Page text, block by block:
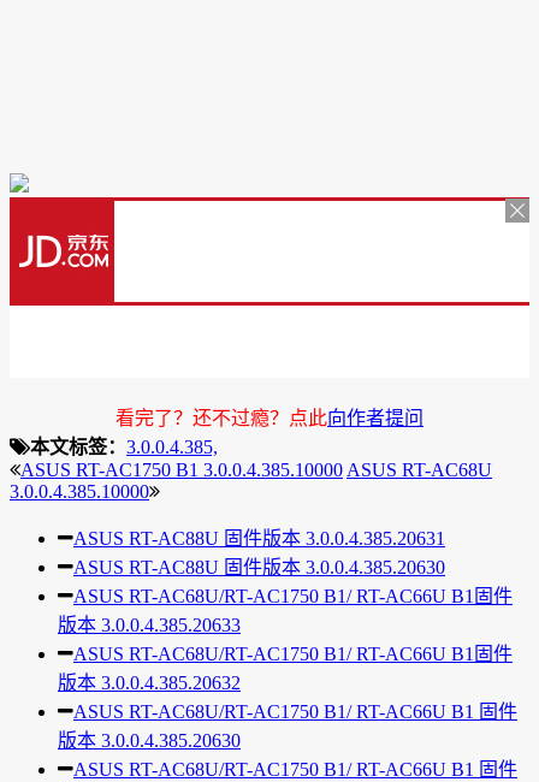
看完了？还不过瘾？点此向作者提问
本文标签： 3.0.0.4.385,
ASUS RT-AC1750 B1 3.0.0.4.385.10000 ASUS RT-AC68U
3.0.0.4.385.10000
ASUS RT-AC88U 固件版本 3.0.0.4.385.20631
ASUS RT-AC88U 固件版本 3.0.0.4.385.20630
ASUS RT-AC68U/RT-AC1750 B1/ RT-AC66U B1固件
版本 3.0.0.4.385.20633
ASUS RT-AC68U/RT-AC1750 B1/ RT-AC66U B1固件
版本 3.0.0.4.385.20632
ASUS RT-AC68U/RT-AC1750 B1/ RT-AC66U B1 固件
版本 3.0.0.4.385.20630
ASUS RT-AC68U/RT-AC1750 B1/ RT-AC66U B1 固件